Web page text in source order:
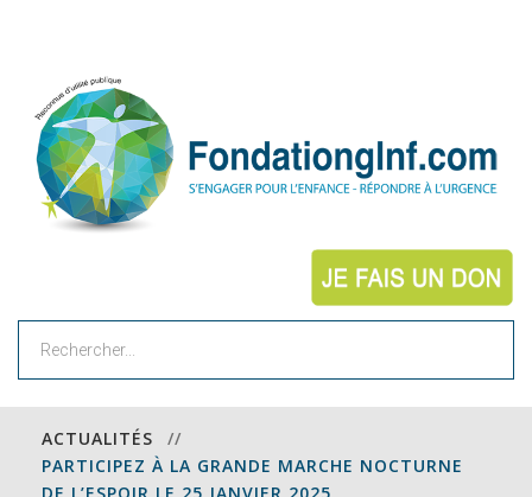
ACTUALITÉS
//
PARTICIPEZ À LA GRANDE MARCHE NOCTURNE